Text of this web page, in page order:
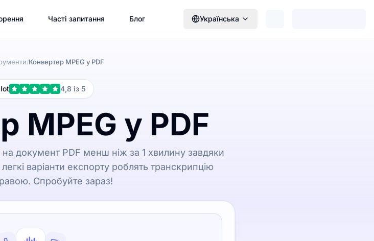
Часті запитання Блог Українська
/Конвертер MPEG у PDF
4,8 із 5
MPEG у PDF
документ PDF менш ніж за 1 хвилину завдяки
варіанти експорту роблять транскрипцію
Спробуйте зараз!